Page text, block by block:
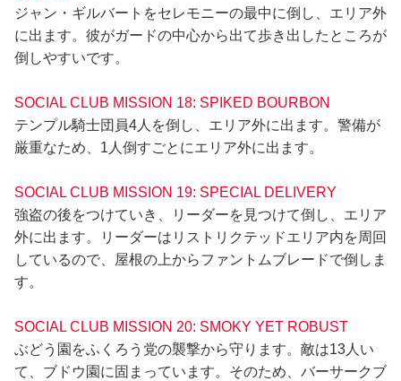
ジャン・ギルバートをセレモニーの最中に倒し、エリア外
に出ます。彼がガードの中心から出て歩き出したところが
倒しやすいです。
SOCIAL CLUB MISSION 18: SPIKED BOURBON
テンプル騎士団員4人を倒し、エリア外に出ます。警備が
厳重なため、1人倒すごとにエリア外に出ます。
SOCIAL CLUB MISSION 19: SPECIAL DELIVERY
強盗の後をつけていき、リーダーを見つけて倒し、エリア
外に出ます。リーダーはリストリクテッドエリア内を周回
しているので、屋根の上からファントムブレードで倒しま
す。
SOCIAL CLUB MISSION 20: SMOKY YET ROBUST
ぶどう園をふくろう党の襲撃から守ります。敵は13人い
て、ブドウ園に固まっています。そのため、バーサークブ